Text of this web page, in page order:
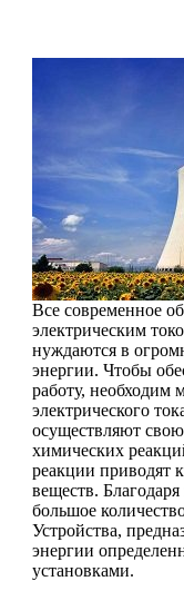
Все современное
электрическим
нуждаются в
энергии. Чтобы
работу,
электрического
осуществляют
химических
реакции приводят
веществ.
большое
Устройства,
энергии
установками.